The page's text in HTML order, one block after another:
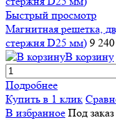
Быстрый просмотр
Магнитная решетка,
стержня D25 мм) 9 240
В корзину
Подробнее
Купить в 1 клик
В избранное Под заказ